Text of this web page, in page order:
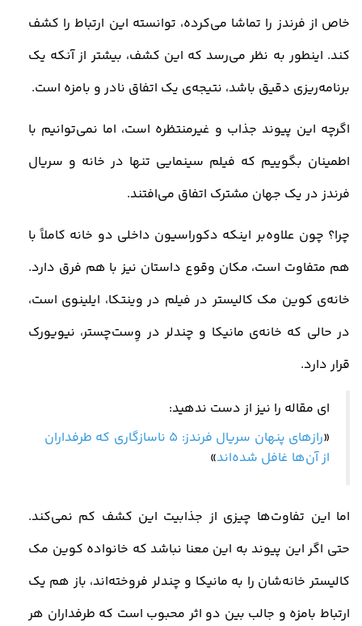
خاص از فرندز را تماشا می‌کرده، توانسته این ارتباط را کشف
کند. اینطور به نظر می‌رسد که این کشف، بیشتر از آنکه یک
برنامه‌ریزی دقیق باشد، نتیجه‌ی یک اتفاق نادر و بامزه است.
اگرچه این پیوند جذاب و غیرمنتظره است، اما نمی‌توانیم با
اطمینان بگوییم که فیلم سینمایی تنها در خانه و سریال
فرندز در یک جهان مشترک اتفاق می‌افتند.
چرا؟ چون علاوه‌بر اینکه دکوراسیون داخلی دو خانه کاملاً با
هم متفاوت است، مکان وقوع داستان نیز با هم فرق دارد.
خانه‌ی کوین مک‌ کالیستر در فیلم در وینتکا، ایلینوی است،
در حالی که خانه‌ی مانیکا و چندلر در وِست‌چستر، نیویورک
قرار دارد.
ای مقاله را نیز از دست ندهید:
«
رازهای پنهان سریال فرندز: 5 ناسازگاری که طرفداران
از آن‌ها غافل شده‌اند»
اما این تفاوت‌ها چیزی از جذابیت این کشف کم نمی‌کند.
حتی اگر این پیوند به این معنا نباشد که خانواده کوین مک‌
کالیستر خانه‌شان را به مانیکا و چندلر فروخته‌اند، باز هم یک
ارتباط بامزه و جالب بین دو اثر محبوب است که طرفداران هر